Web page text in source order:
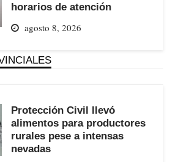
horarios de atención
agosto 8, 2026
Protección Civil llevó
alimentos para productores
rurales pese a intensas
nevadas